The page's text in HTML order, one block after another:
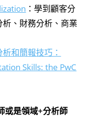
：學到顧客分
、財務分析、商業
和簡報技巧：
Skills: the PwC
或是領域+分析師